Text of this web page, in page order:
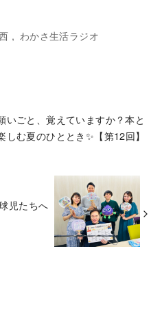
わかさ生活ラジオ
いごと、覚えていますか？本と
しむ夏のひととき✨【第12回】
児たちへ